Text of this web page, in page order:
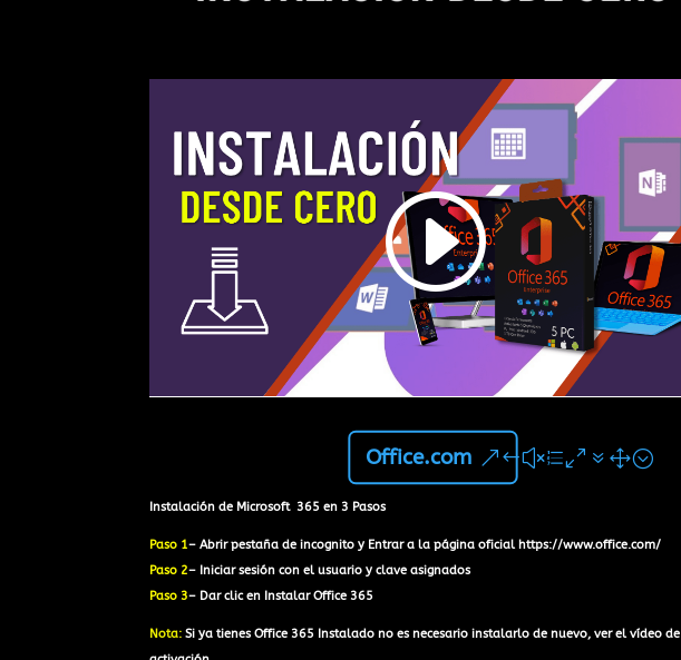
Office.com
Instalación de Microsoft 365 en 3 Pasos
Paso 1– Abrir pestaña de incognito y Entrar a la página oficial https://www.office.com/
Paso 2– Iniciar sesión con el usuario y clave asignados
Paso 3– Dar clic en Instalar Office 365
Nota: Si ya tienes Office 365 Instalado no es necesario instalarlo de nuevo, ver el vídeo de